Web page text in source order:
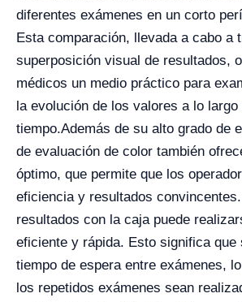
diferentes exámenes en un corto
Esta comparación, llevada a cabo a
superposición visual de resultados,
médicos un medio práctico para
la evolución de los valores a lo largo
tiempo.Además de su alto grado de
de evaluación de color también
óptimo, que permite que los
eficiencia y resultados
resultados con la caja puede
eficiente y rápida. Esto significa que
tiempo de espera entre exámenes,
los repetidos exámenes sean